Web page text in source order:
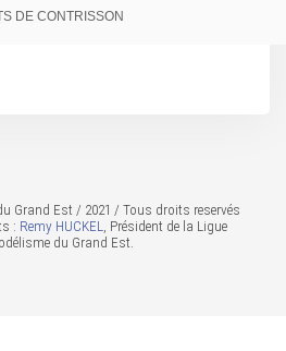
DE CONTRISSON
Grand Est / 2021 / Tous droits reservés
: Remy HUCKEL, Président de la Ligue
du Grand Est.